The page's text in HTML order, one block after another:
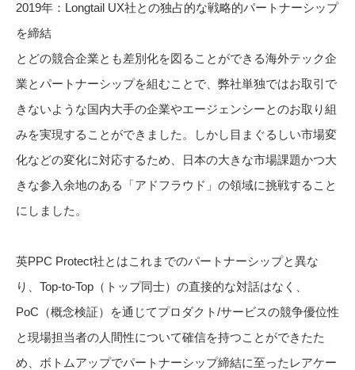
2019年：Longtail UX社との独占的な戦略的パートナーシップ
を締結
とどの競合企業とも差別化を図ることができる海外テック企
業とパートナーシップを組むことで、弊社単独ではお取引で
きないような国内大手の企業やエージェンシーとのお取り組
みを実現することができました。しかし目まぐるしい市場変
化などの変化に対応するため、日本の大きな市場課題かつ大
きな参入余地のある「アドフラウド」の領域に挑戦すること
にしました。
英PPC Protect社とはこれまでのパートナーシップと異な
り、Top-to-Top（トップ同士）の直接的な対話はなく、
PoC（概念検証）を通じてプロダクト/サービスの競争優位性
と現場担当者の人間性について確信を持つことができたた
め、ボトムアップでパートナーシップ締結に至ったレアケー